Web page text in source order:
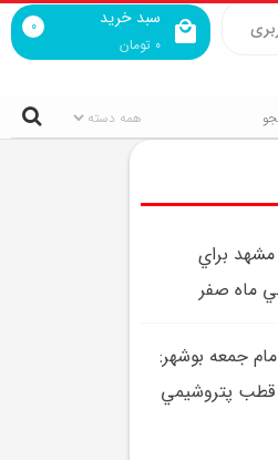
سبد خرید
0 تومان
0
براي
ماه صفر
جمعه بوشهر:
قطب پتروشيمي